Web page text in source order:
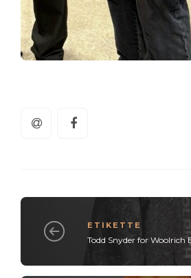
ETIKETTE
Todd Snyder for Woolrich